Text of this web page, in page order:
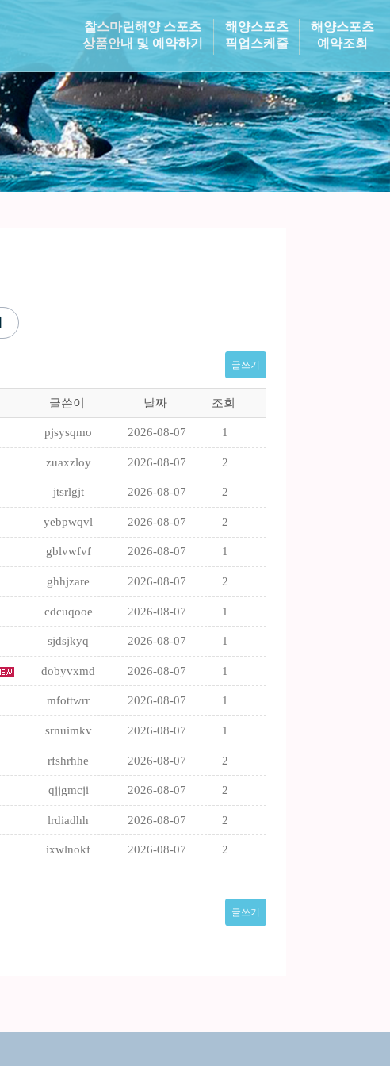
찰스마린해양 스포츠
상품안내 및 예약하기
해양스포츠
픽업스케줄
해양스포츠
예약조회
글쓰기
글쓴이 날짜 조회
pjsysqmo 2026-08-07 1
zuaxzloy 2026-08-07 2
jtsrlgjt 2026-08-07 2
yebpwqvl 2026-08-07 2
gblvwfvf 2026-08-07 1
ghhjzare 2026-08-07 2
cdcuqooe 2026-08-07 1
sjdsjkyq 2026-08-07 1
dobyvxmd 2026-08-07 1
mfottwrr 2026-08-07 1
srnuimkv 2026-08-07 1
rfshrhhe 2026-08-07 2
qjjgmcji 2026-08-07 2
lrdiadhh 2026-08-07 2
ixwlnokf 2026-08-07 2
글쓰기